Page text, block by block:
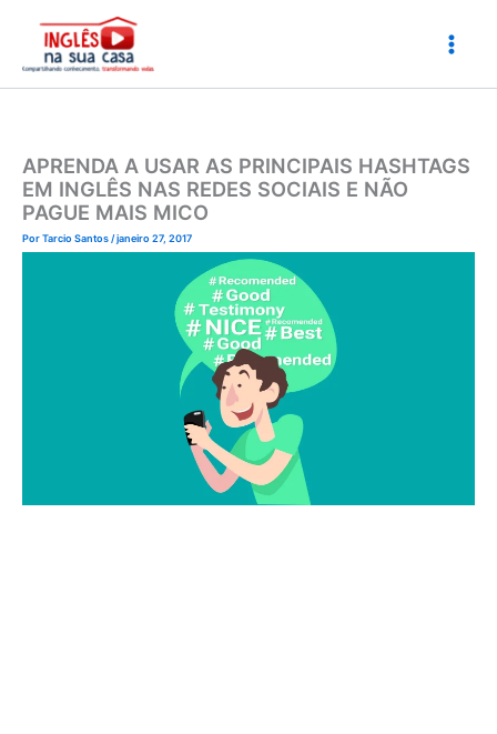
conteúdo
APRENDA A USAR AS PRINCIPAIS HASHTAGS
EM INGLÊS NAS REDES SOCIAIS E NÃO
PAGUE MAIS MICO
PorTarcio Santos/janeiro 27, 2017